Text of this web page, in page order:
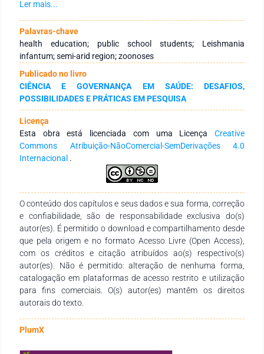
elementary students’ correct answers rose from 57.8% to
reflecting enhanced understanding of disease concepts. The
findings underscore the value of school-based health
education, highlighting students as agents of knowledge
dissemination and promoters of preventive practices in their
communities. Integrating health education into school
curricula proved effective for raising VL awareness and
suggests a promising strategy for controlling other zoonoses
while fostering public health engagement and capacity-
building among youth.
Ler mais...
Palavras-chave
health education; public school students; Leishmania
infantum; semi-arid region; zoonoses
Publicado no livro
CIÊNCIA E GOVERNANÇA EM SAÚDE: DESAFIOS,
POSSIBILIDADES E PRÁTICAS EM PESQUISA
Licença
Esta obra está licenciada com uma Licença Creative
Commons Atribuição-NãoComercial-SemDerivações 4.0
Internacional .
O conteúdo dos capítulos e seus dados e sua forma, correção
e confiabilidade, são de responsabilidade exclusiva do(s)
autor(es). É permitido o download e compartilhamento desde
que pela origem e no formato Acesso Livre (Open Access),
com os créditos e citação atribuídos ao(s) respectivo(s)
autor(es). Não é permitido: alteração de nenhuma forma,
catalogação em plataformas de acesso restrito e utilização
para fins comerciais. O(s) autor(es) mantêm os direitos
autorais do texto.
PlumX